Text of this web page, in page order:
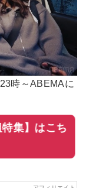
時～ABEMAに
集】はこち